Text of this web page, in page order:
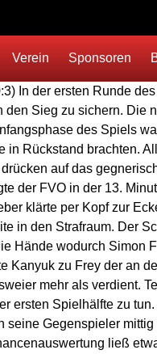
Verein Sponsoren
In der ersten Runde
Sieg zu sichern.
des Spiels
Rückstand brachten.
auf das
der FVO in der 13.
klärte per Kopf zur
in den Strafraum. Der
Hände wodurch
Kanyuk zu Frey der an
mehr als verdient.
ersten Spielhälfte zu
Gegenspieler
ließ